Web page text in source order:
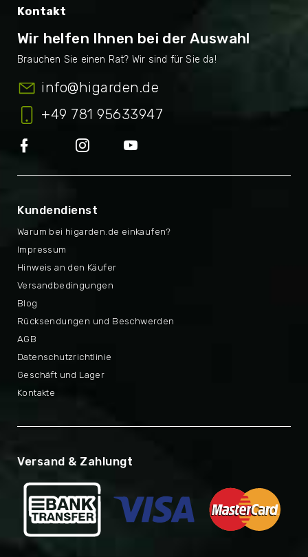
Kontakt
Wir helfen Ihnen bei der Auswahl
info@higarden.de
+49 781 95633947
Kundendienst
Warum bei higarden.de einkaufen?
Rücksendungen und Beschwerden
Impressum
AGB
Hinweis an den Käufer
Datenschutzrichtlinie
Versandbedingungen
Geschäft und Lager
Blog
Kontakte
Versand & Zahlungt